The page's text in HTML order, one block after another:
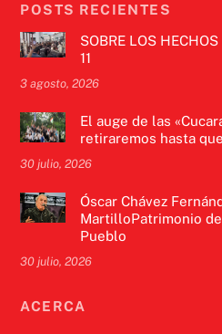
POSTS RECIENTES
SOBRE LOS
11
3 agosto, 2026
El auge de las
retiraremos hasta
30 julio, 2026
Óscar Chávez
MartilloPatrimonio
Pueblo
30 julio, 2026
ACERCA